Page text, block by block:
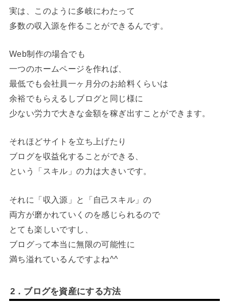
実は、このように多岐にわたって
多数の収入源を作ることができるんです。
Web制作の場合でも
一つのホームページを作れば、
最低でも会社員一ヶ月分のお給料くらいは
余裕でもらえるしブログと同じ様に
少ない労力で大きな金額を稼ぎ出すことができます。
それほどサイトを立ち上げたり
ブログを収益化することができる、
という「スキル」の力は大きいです。
それに「収入源」と「自己スキル」の
両方が磨かれていくのを感じられるので
とても楽しいですし、
ブログって本当に無限の可能性に
満ち溢れているんですよね^^
2．ブログを資産にする方法